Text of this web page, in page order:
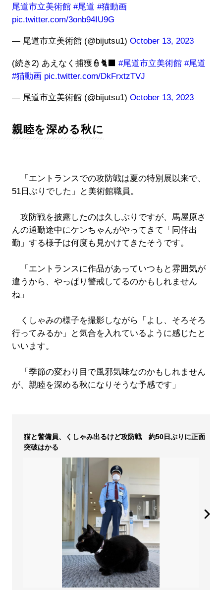
尾道市立美術館 #尾道 #猫動画
pic.twitter.com/3onb94IU9G
— 尾道市立美術館 (@bijutsu1) October 13, 2023
(続き2) あえなく捕獲👮🐈‍⬛ #尾道市立美術館 #尾道
#猫動画 pic.twitter.com/DkFrxtzTVJ
— 尾道市立美術館 (@bijutsu1) October 13, 2023
親睦を深める秋に
「エントランスでの攻防戦は夏の特別展以来で、
51日ぶりでした」と美術館職員。
攻防戦を披露したのは久しぶりですが、馬屋原さ
んの通勤途中にケンちゃんがやってきて「同伴出
勤」する様子は何度も見かけてきたそうです。
「エントランスに作品があっていつもと雰囲気が
違うから、やっぱり警戒してるのかもしれません
ね」
くしゃみの様子を撮影しながら「よし、そろそろ
行ってみるか」と気合を入れているように感じたと
いいます。
「季節の変わり目で風邪気味なのかもしれません
が、親睦を深める秋になりそうな予感です」
猫と警備員、くしゃみ出るけど攻防戦 約50日ぶりに正面
突破はかる